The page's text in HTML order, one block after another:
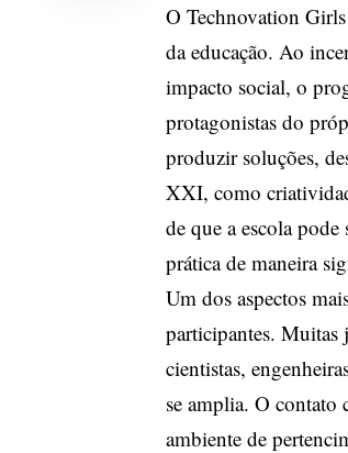
O Technovation
da educação. Ao
impacto social, o
protagonistas do
produzir soluções,
XXI, como
de que a escola
prática de maneira
Um dos aspectos
participantes. Muitas
cientistas,
se amplia. O contato
ambiente de